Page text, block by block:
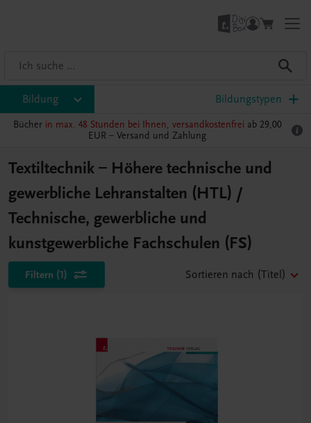
Bildung Bildungstypen
Bücher in max. 48 Stunden bei Ihnen, versandkostenfrei ab 29,00
EUR – Versand und Zahlung
Textiltechnik – Höhere technische und
gewerbliche Lehranstalten (HTL) /
Technische, gewerbliche und
kunstgewerbliche Fachschulen (FS)
Filtern (1) Sortieren nach (Titel)